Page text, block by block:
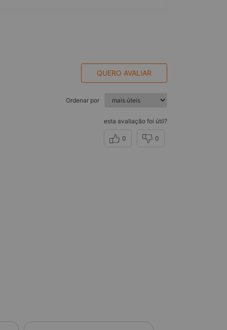
QUERO AVALIAR
Ordenar por
esta avaliação foi útil?
0 0